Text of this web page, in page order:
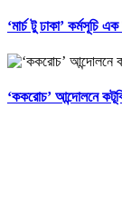
‘মার্চ টু ঢাকা’ কর্মসূচি
‘ককরোচ’ আন্দোলনে